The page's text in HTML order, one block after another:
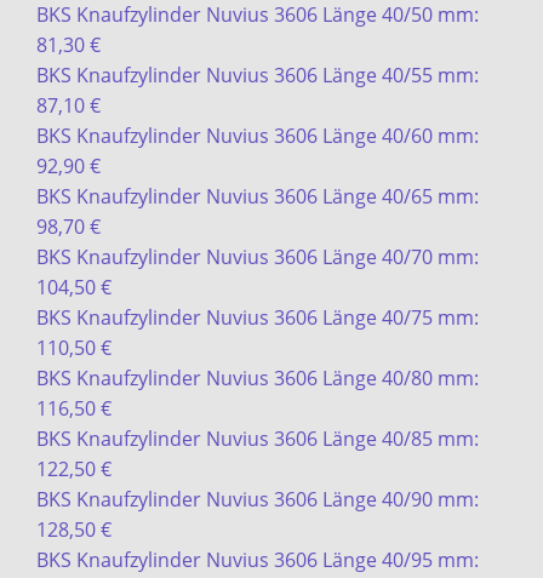
BKS Knaufzylinder Nuvius 3606 Länge 40/50 mm:
81,30 €
BKS Knaufzylinder Nuvius 3606 Länge 40/55 mm:
87,10 €
BKS Knaufzylinder Nuvius 3606 Länge 40/60 mm:
92,90 €
BKS Knaufzylinder Nuvius 3606 Länge 40/65 mm:
98,70 €
BKS Knaufzylinder Nuvius 3606 Länge 40/70 mm:
104,50 €
BKS Knaufzylinder Nuvius 3606 Länge 40/75 mm:
110,50 €
BKS Knaufzylinder Nuvius 3606 Länge 40/80 mm:
116,50 €
BKS Knaufzylinder Nuvius 3606 Länge 40/85 mm:
122,50 €
BKS Knaufzylinder Nuvius 3606 Länge 40/90 mm:
128,50 €
BKS Knaufzylinder Nuvius 3606 Länge 40/95 mm: